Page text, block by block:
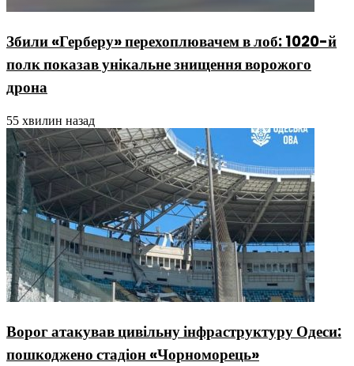
Збили «Герберу» перехоплювачем в лоб: 1020-й
полк показав унікальне знищення ворожого
дрона
55 хвилин назад
Ворог атакував цивільну інфраструктуру Одеси:
пошкоджено стадіон «Чорноморець»